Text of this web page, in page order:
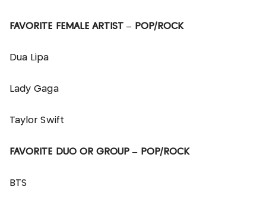
FAVORITE FEMALE ARTIST – POP/ROCK
Dua Lipa
Lady Gaga
Taylor Swift
FAVORITE DUO OR GROUP – POP/ROCK
BTS